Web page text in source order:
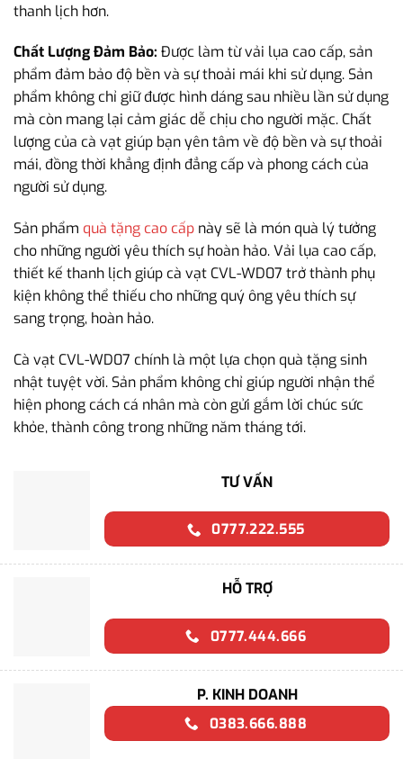
thanh lịch hơn.
Chất Lượng Đảm Bảo: Được làm từ vải lụa cao cấp, sản
phẩm đảm bảo độ bền và sự thoải mái khi sử dụng. Sản
phẩm không chỉ giữ được hình dáng sau nhiều lần sử dụng
mà còn mang lại cảm giác dễ chịu cho người mặc. Chất
lượng của cà vạt giúp bạn yên tâm về độ bền và sự thoải
mái, đồng thời khẳng định đẳng cấp và phong cách của
người sử dụng.
Sản phẩm quà tặng cao cấp này sẽ là món quà lý tưởng
cho những người yêu thích sự hoàn hảo. Vải lụa cao cấp,
thiết kế thanh lịch giúp cà vạt CVL-WD07 trở thành phụ
kiện không thể thiếu cho những quý ông yêu thích sự
sang trọng, hoàn hảo.
Cà vạt CVL-WD07 chính là một lựa chọn quà tặng sinh
nhật tuyệt vời. Sản phẩm không chỉ giúp người nhận thể
hiện phong cách cá nhân mà còn gửi gắm lời chúc sức
khỏe, thành công trong những năm tháng tới.
TƯ VẤN
0777.222.555
HỖ TRỢ
0777.444.666
P. KINH DOANH
0383.666.888